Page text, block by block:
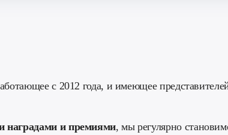
с 2012 года, и имеющее
наградами и премиями, мы регулярно